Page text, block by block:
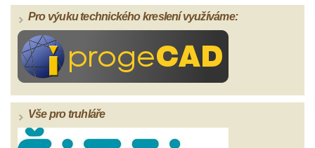
Pro výuku technického kreslení využíváme:
Vše pro truhláře